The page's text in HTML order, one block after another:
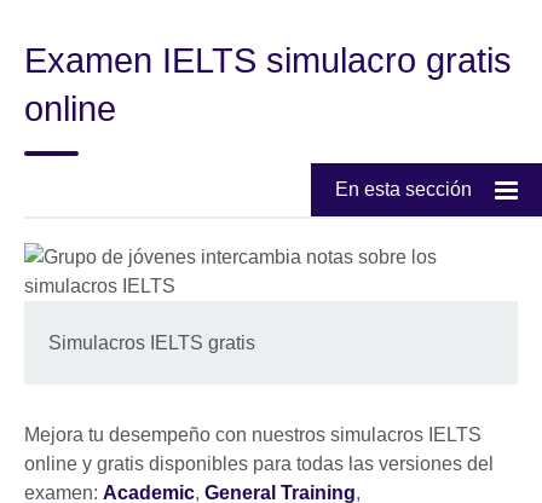
language
Examen IELTS simulacro gratis
online
En esta sección
Simulacros IELTS gratis
Mejora tu desempeño con nuestros simulacros IELTS
online y gratis disponibles para todas las versiones del
examen: Academic, General Training,